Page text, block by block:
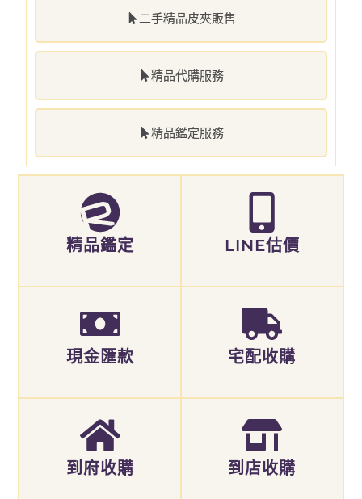
二手精品皮夾販售
精品代購服務
精品鑑定服務
精品鑑定 LINE估價
現金匯款 宅配收購
到府收購 到店收購